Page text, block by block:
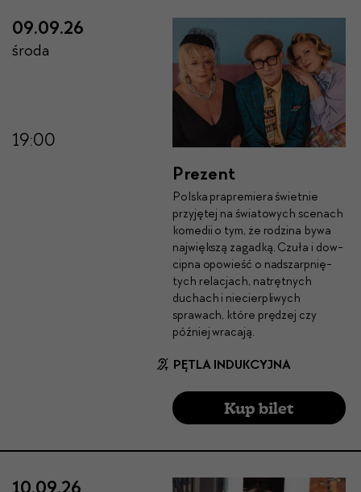
09.09.26
19:00
środa
PĘTLA INDUKCYJNA
Prezent
Pol­s­ka prapremiera świet­nie
przyjętej na świa­towych sce­nach
komedii o tym, że rodz­i­na bywa
najwięk­szą zagad­ką. Czuła i dow­
cip­na opowieść o nad­szarp­nię­
tych relac­jach, natręt­nych
duchach i niecier­pli­wych
sprawach, które prędzej czy
później wraca­ją.
Kup bilet